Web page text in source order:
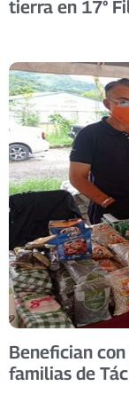
tierra en 17°
Benefician
familias de